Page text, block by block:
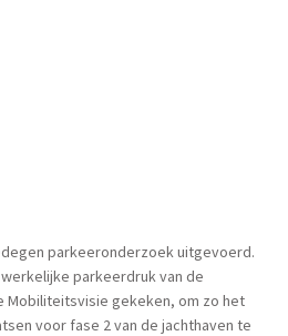
parkeeronderzoek uitgevoerd.
parkeerdruk van de
Mobiliteitsvisie gekeken, om zo het
voor fase 2 van de jachthaven te